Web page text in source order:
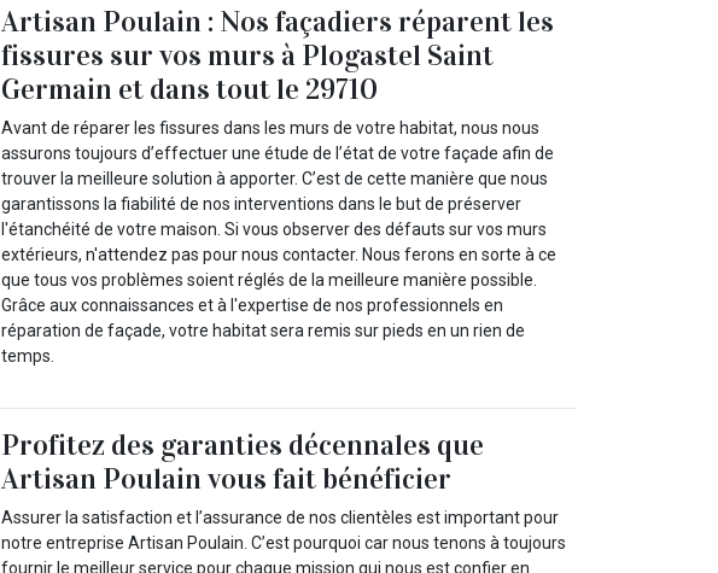
Artisan Poulain : Nos façadiers réparent les
fissures sur vos murs à Plogastel Saint
Germain et dans tout le 29710
Avant de réparer les fissures dans les murs de votre habitat, nous nous
assurons toujours d’effectuer une étude de l’état de votre façade afin de
trouver la meilleure solution à apporter. C’est de cette manière que nous
garantissons la fiabilité de nos interventions dans le but de préserver
l'étanchéité de votre maison. Si vous observer des défauts sur vos murs
extérieurs, n'attendez pas pour nous contacter. Nous ferons en sorte à ce
que tous vos problèmes soient réglés de la meilleure manière possible.
Grâce aux connaissances et à l'expertise de nos professionnels en
réparation de façade, votre habitat sera remis sur pieds en un rien de
temps.
Profitez des garanties décennales que
Artisan Poulain vous fait bénéficier
Assurer la satisfaction et l’assurance de nos clientèles est important pour
notre entreprise Artisan Poulain. C’est pourquoi car nous tenons à toujours
fournir le meilleur service pour chaque mission qui nous est confier en